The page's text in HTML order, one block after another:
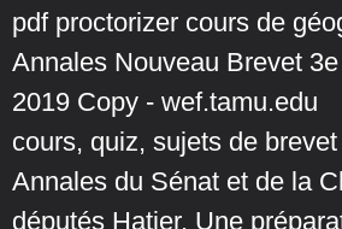
pdf proctorizer cours de
Annales Nouveau Brevet
2019 Copy - wef.tamu.edu
cours, quiz, sujets de
Annales du Sénat et de la
députés Hatier. Une